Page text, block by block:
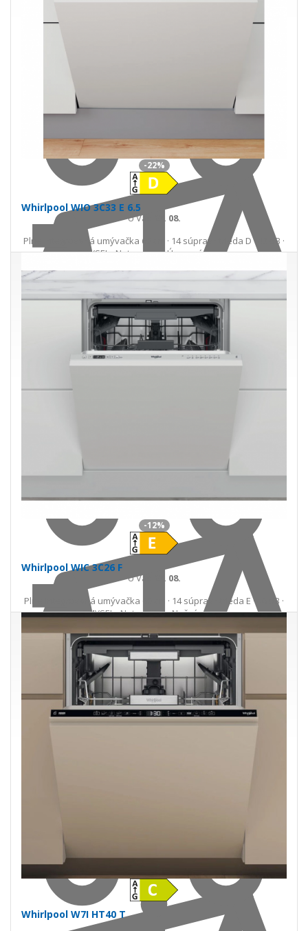
Do košíka
U Vás 25. 08.
Do košíka
-22%
Whirlpool WIO 3C33 E 6.5
Plne integrovaná umývačka 60 cm · 14 súprav · trieda D · 43 dB ·
6. ZMYSEL · NaturalDry · Úsporný program
421,00 €542,23 €
do 14 prac. dní
U Vás 25. 08.
Do košíka
-12%
Whirlpool WIC 3C26 F
Plne integrovaná umývačka 60 cm · 14 súprav · trieda E · 46 dB ·
6. ZMYSEL · NaturalDry · Nočný program
443,00 €501,23 €
Ušetríte 58,23 €s DPH · doprava zdarma
do 14 prac. dní
Whirlpool W7I HT40 T